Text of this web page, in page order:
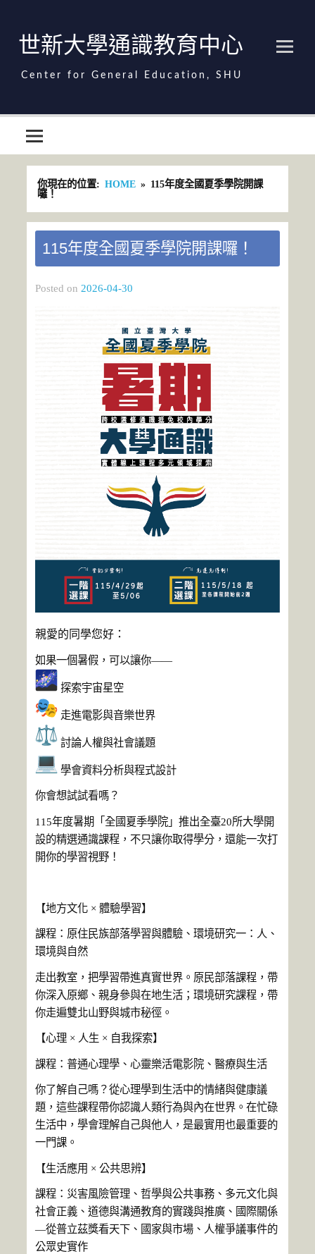
世新大學通識教育中心
你現在的位置: HOME
115年度全國夏季學院開課
囉！
115年度全國夏季學院開課囉！
Posted on 2026-04-30
親愛的同學您好：
如果一個暑假，可以讓你——
探索宇宙星空
走進電影與音樂世界
討論人權與社會議題
學會資料分析與程式設計
你會想試試看嗎？
115年度暑期「全國夏季學院」推出全臺20所大學開
設的精選通識課程，不只讓你取得學分，還能一次打
開你的學習視野！
【地方文化 × 體驗學習】
課程：原住民族部落學習與體驗、環境研究一：人、
環境與自然
走出教室，把學習帶進真實世界。原民部落課程，帶
你深入原鄉、親身參與在地生活；環境研究課程，帶
你走遍雙北山野與城市秘徑。
【心理 × 人生 × 自我探索】
課程：普通心理學、心靈樂活電影院、醫療與生活
你了解自己嗎？從心理學到生活中的情緒與健康議
題，這些課程帶你認識人類行為與內在世界。在忙碌
生活中，學會理解自己與他人，是最實用也最重要的
一門課。
【生活應用 × 公共思辨】
課程：災害風險管理、哲學與公共事務、多元文化與
社會正義、道德與溝通教育的實踐與推廣、國際關係
—從普立茲獎看天下、 國家與市場、人權爭議事件的
公眾史實作